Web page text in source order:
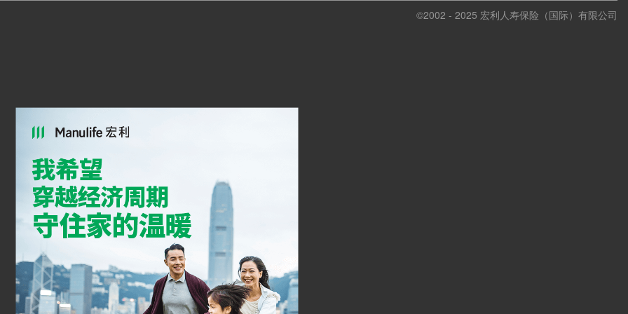
©2002 - 2025 宏利人寿保险（国际）有限公司